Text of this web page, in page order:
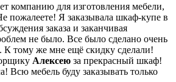
компанию для изготовления мебели,
пожалеете! Я заказывала шкаф-купе в
заказа и заканчивая
не было. Все было сделано очень
К тому же мне ещё скидку сделали!
Алексею за прекрасный шкаф!
Всю мебель буду заказывать только